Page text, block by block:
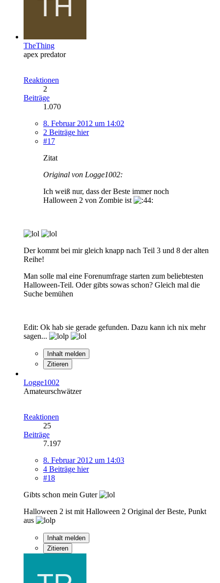
TheThing
apex predator
Reaktionen
2
Beiträge
1.070
8. Februar 2012 um 14:02
2 Beiträge hier
#17
Zitat
Original von Logge1002:
Ich weiß nur, dass der Beste immer noch
Halloween 2 von Zombie ist
Der kommt bei mir gleich knapp nach Teil 3 und 8 der alten
Reihe!
Man solle mal eine Forenumfrage starten zum beliebtesten
Halloween-Teil. Oder gibts sowas schon? Gleich mal die
Suche bemühen
Edit: Ok hab sie gerade gefunden. Dazu kann ich nix mehr
sagen...
Inhalt melden
Zitieren
Logge1002
Amateurschwätzer
Reaktionen
25
Beiträge
7.197
8. Februar 2012 um 14:03
4 Beiträge hier
#18
Gibts schon mein Guter
Halloween 2 ist mit Halloween 2 Original der Beste, Punkt
aus
Inhalt melden
Zitieren